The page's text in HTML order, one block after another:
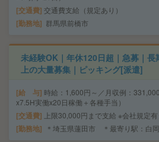
交通費 交通費支給（規定あり）
勤務地 群馬県前橋市
未経験OK｜年休120日超｜急募｜長
上の大量募集｜ピッキング[派遣]
給 与 時給：1,600円～／月収例：
x7.5H実働x20日稼働＋各種手当）
交通費 上限30,000円まで支給 ※会社規定有
勤務地 ＊埼玉県蓮田市 ＊最寄り駅：白